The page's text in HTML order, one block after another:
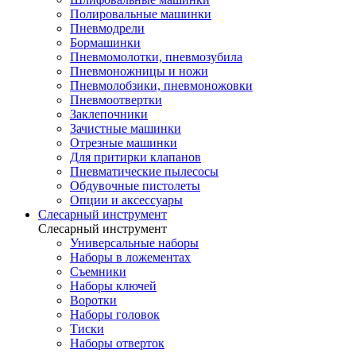
Полировальные машинки
Пневмодрели
Бормашинки
Пневмомолотки, пневмозубила
Пневмоножницы и ножи
Пневмолобзики, пневмоножовки
Пневмоотвертки
Заклепочники
Зачистные машинки
Отрезные машинки
Для притирки клапанов
Пневматические пылесосы
Обдувочные пистолеты
Опции и аксессуары
Слесарный инструмент
Слесарный инструмент
Универсальные наборы
Наборы в ложементах
Съемники
Наборы ключей
Воротки
Наборы головок
Тиски
Наборы отверток